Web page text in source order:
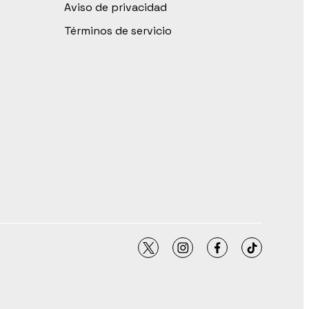
Aviso de privacidad
Términos de servicio
twitterinstagram
facebooktiktok